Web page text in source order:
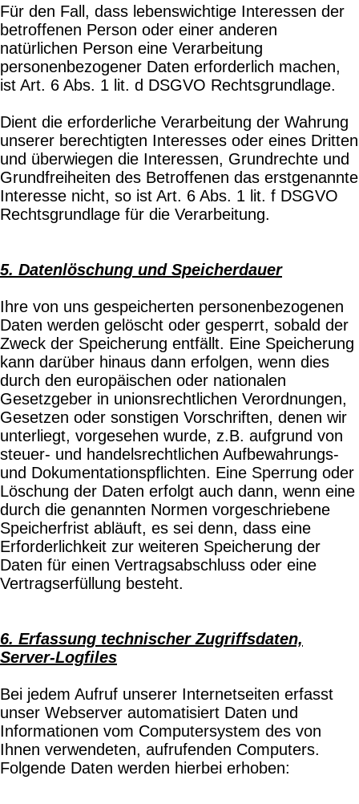
Für den Fall, dass lebenswichtige Interessen der
betroffenen Person oder einer anderen
natürlichen Person eine Verarbeitung
personenbezogener Daten erforderlich machen,
ist Art. 6 Abs. 1 lit. d DSGVO Rechtsgrundlage.
Dient die erforderliche Verarbeitung der Wahrung
unserer berechtigten Interesses oder eines Dritten
und überwiegen die Interessen, Grundrechte und
Grundfreiheiten des Betroffenen das erstgenannte
Interesse nicht, so ist Art. 6 Abs. 1 lit. f DSGVO
Rechtsgrundlage für die Verarbeitung.
5. Datenlöschung und Speicherdauer
Ihre von uns gespeicherten personenbezogenen
Daten werden gelöscht oder gesperrt, sobald der
Zweck der Speicherung entfällt. Eine Speicherung
kann darüber hinaus dann erfolgen, wenn dies
durch den europäischen oder nationalen
Gesetzgeber in unionsrechtlichen Verordnungen,
Gesetzen oder sonstigen Vorschriften, denen wir
unterliegt, vorgesehen wurde, z.B. aufgrund von
steuer- und handelsrechtlichen Aufbewahrungs-
und Dokumentationspflichten. Eine Sperrung oder
Löschung der Daten erfolgt auch dann, wenn eine
durch die genannten Normen vorgeschriebene
Speicherfrist abläuft, es sei denn, dass eine
Erforderlichkeit zur weiteren Speicherung der
Daten für einen Vertragsabschluss oder eine
Vertragserfüllung besteht.
6. Erfassung technischer Zugriffsdaten,
Server-Logfiles
Bei jedem Aufruf unserer Internetseiten erfasst
unser Webserver automatisiert Daten und
Informationen vom Computersystem des von
Ihnen verwendeten, aufrufenden Computers.
Folgende Daten werden hierbei erhoben: